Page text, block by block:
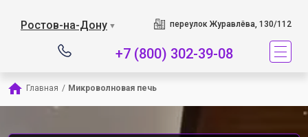
Ростов-на-Дону ▼ переулок Журавлёва, 130/112
+7 (800) 302-39-08
Главная / Микроволновая печь